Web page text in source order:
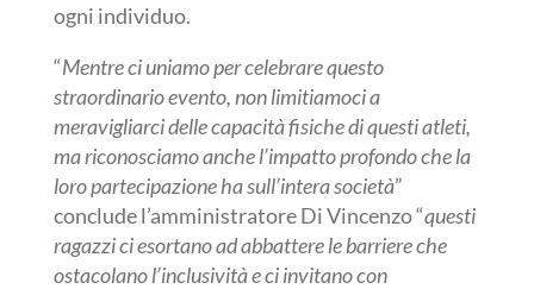
ogni individuo.
“Mentre ci uniamo per celebrare questo
straordinario evento, non limitiamoci a
meravigliarci delle capacità fisiche di questi atleti,
ma riconosciamo anche l’impatto profondo che la
loro partecipazione ha sull’intera società”
conclude l’amministratore Di Vincenzo “questi
ragazzi ci esortano ad abbattere le barriere che
ostacolano l’inclusività e ci invitano con